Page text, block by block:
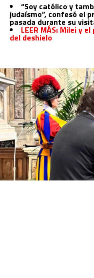
“Soy católico y
judaísmo”, confesó el
pasada durante su
LEER MÁS: Milei y
del deshielo